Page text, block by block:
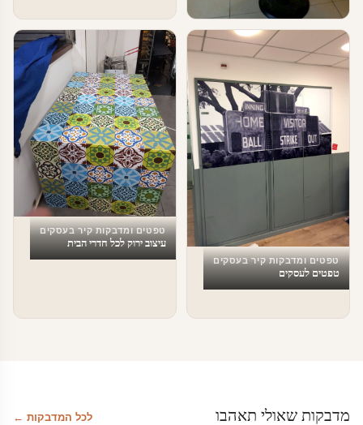
טפטים ומדבקות קיר בעסקים
מדבקות לחדר המתנה
טפטים ומדבקות קיר בעסקים
טפטים לעסקים
טפטים ומדבקות קיר בעסקים
עיצוב ירוק לכל חדרי הבית
מדבקות שאולי תאהבו לכל המדבקות ←